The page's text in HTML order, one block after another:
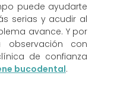
puede ayudarte
serias y acudir al
avance. Y por
observación con
de confianza
bucodental.